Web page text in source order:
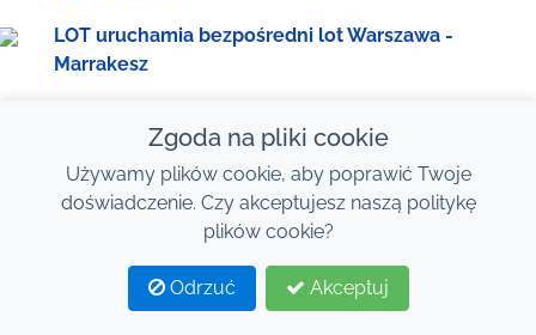
LOT uruchamia bezpośredni lot Warszawa -
Marrakesz
samochód na lotnisku?
testt
Tak, wynajem samochodu bez karty kredytowej
i kaucji jest możliwy w Maroku
Wynajem samochodów w Marrakeszu
2
Zgoda na pliki cookie
Używamy plików cookie, aby poprawić Twoje
doświadczenie. Czy akceptujesz naszą politykę
plików cookie?
Odrzuć Akceptuj